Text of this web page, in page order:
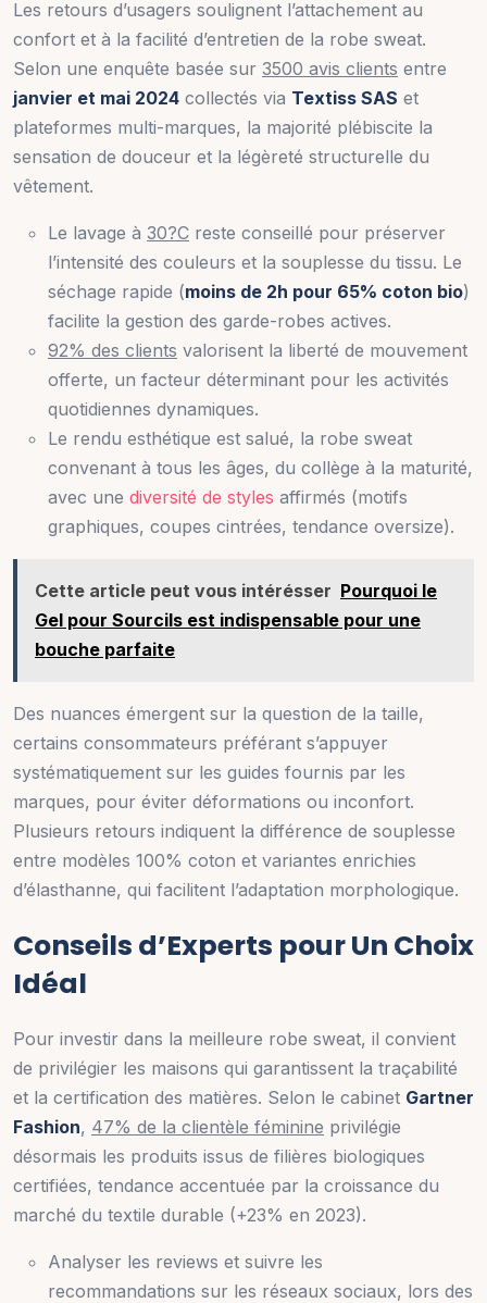
Les retours d’usagers soulignent l’attachement au
confort et à la facilité d’entretien de la robe sweat.
Selon une enquête basée sur 3500 avis clients entre
janvier et mai 2024 collectés via Textiss SAS et
plateformes multi-marques, la majorité plébiscite la
sensation de douceur et la légèreté structurelle du
vêtement.
Le lavage à 30?C reste conseillé pour préserver
l’intensité des couleurs et la souplesse du tissu. Le
séchage rapide (moins de 2h pour 65% coton bio)
facilite la gestion des garde-robes actives.
92% des clients valorisent la liberté de mouvement
offerte, un facteur déterminant pour les activités
quotidiennes dynamiques.
Le rendu esthétique est salué, la robe sweat
convenant à tous les âges, du collège à la maturité,
avec une diversité de styles affirmés (motifs
graphiques, coupes cintrées, tendance oversize).
Cette article peut vous intérésser Pourquoi le
Gel pour Sourcils est indispensable pour une
bouche parfaite
Des nuances émergent sur la question de la taille,
certains consommateurs préférant s’appuyer
systématiquement sur les guides fournis par les
marques, pour éviter déformations ou inconfort.
Plusieurs retours indiquent la différence de souplesse
entre modèles 100% coton et variantes enrichies
d’élasthanne, qui facilitent l’adaptation morphologique.
Conseils d’Experts pour Un Choix
Idéal
Pour investir dans la meilleure robe sweat, il convient
de privilégier les maisons qui garantissent la traçabilité
et la certification des matières. Selon le cabinet Gartner
Fashion, 47% de la clientèle féminine privilégie
désormais les produits issus de filières biologiques
certifiées, tendance accentuée par la croissance du
marché du textile durable (+23% en 2023).
Analyser les reviews et suivre les
recommandations sur les réseaux sociaux, lors des